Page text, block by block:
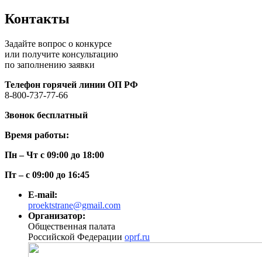
Контакты
Задайте вопрос о конкурсе
или получите консультацию
по заполнению заявки
Телефон горячей линии ОП РФ
8-800-737-77-66
Звонок бесплатный
Время работы:
Пн – Чт с 09:00 до 18:00
Пт – с 09:00 до 16:45
E-mail:
proektstrane@gmail.com
Организатор:
Общественная палата
Российской Федерации oprf.ru